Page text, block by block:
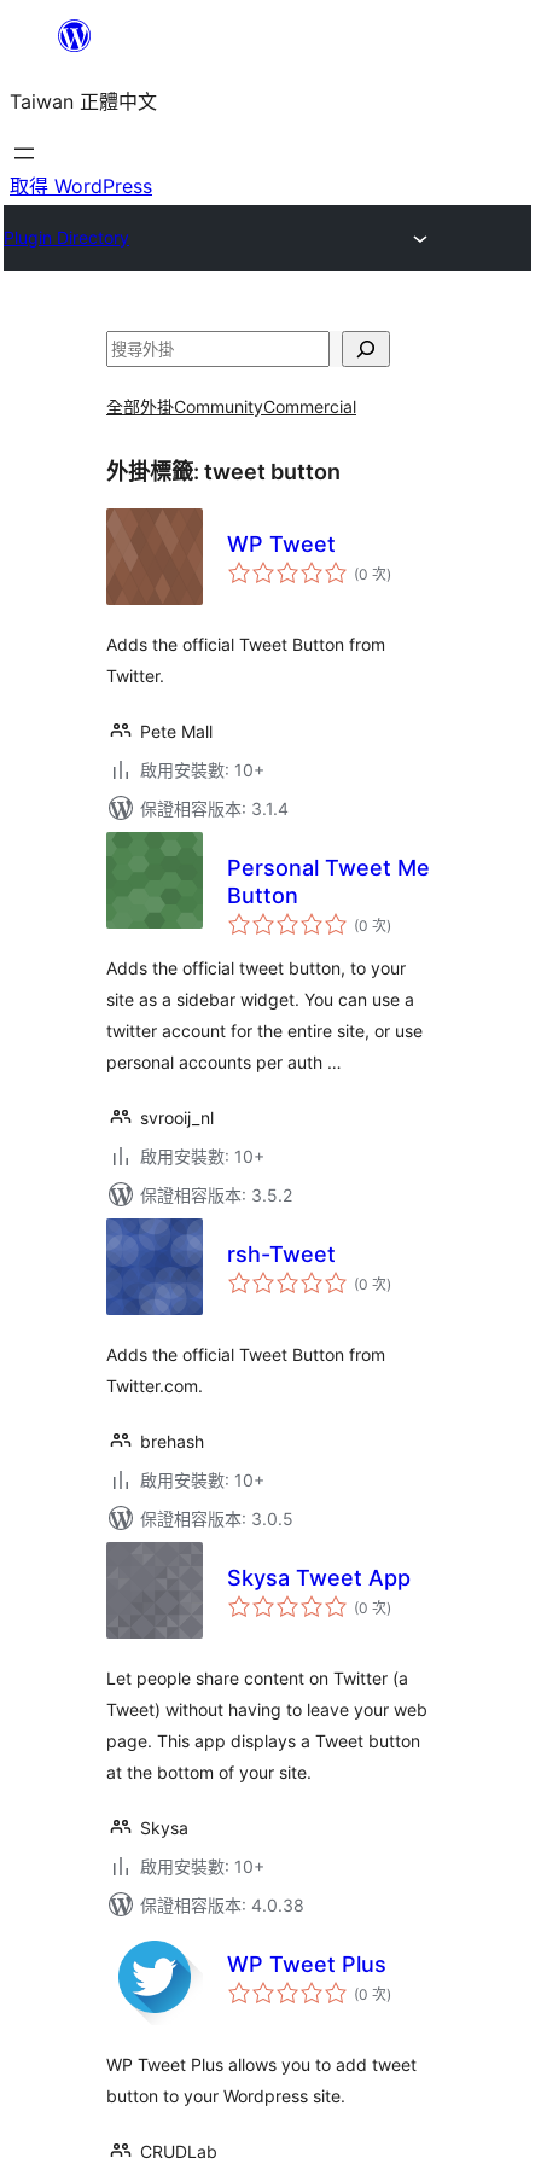
主
要
內
Taiwan 正體中文
取得 WordPress
Plugin Directory
搜
全部外掛CommunityCommercial
外掛標籤: tweet button
WP Tweet
(0 次評
分)
Adds the official Tweet Button from
Twitter.
Pete Mall
啟用安裝數: 10+
保證相容版本: 3.1.4
Personal Tweet Me
Button
(0 次評
分
數
)
Adds the official tweet button, to your
site as a sidebar widget. You can use a
twitter account for the entire site, or use
personal accounts per auth …
svrooij_nl
啟用安裝數: 10+
保證相容版本: 3.5.2
rsh-Tweet
(0 次評
分)
Adds the official Tweet Button from
Twitter.com.
brehash
啟用安裝數: 10+
保證相容版本: 3.0.5
Skysa Tweet App
(0 次評
分)
Let people share content on Twitter (a
Tweet) without having to leave your web
page. This app displays a Tweet button
at the bottom of your site.
Skysa
啟用安裝數: 10+
保證相容版本: 4.0.38
WP Tweet Plus
(0 次評
分)
WP Tweet Plus allows you to add tweet
button to your Wordpress site.
CRUDLab